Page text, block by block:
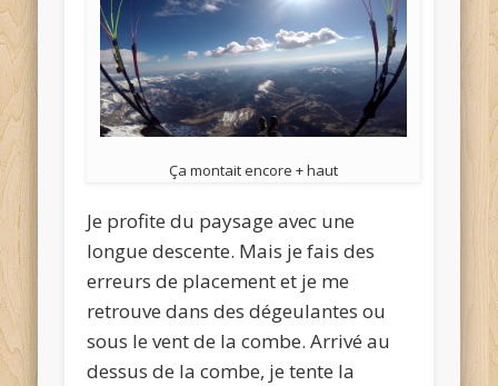
Ça montait encore + haut
Je profite du paysage avec une
longue descente. Mais je fais des
erreurs de placement et je me
retrouve dans des dégeulantes ou
sous le vent de la combe. Arrivé au
dessus de la combe, je tente la